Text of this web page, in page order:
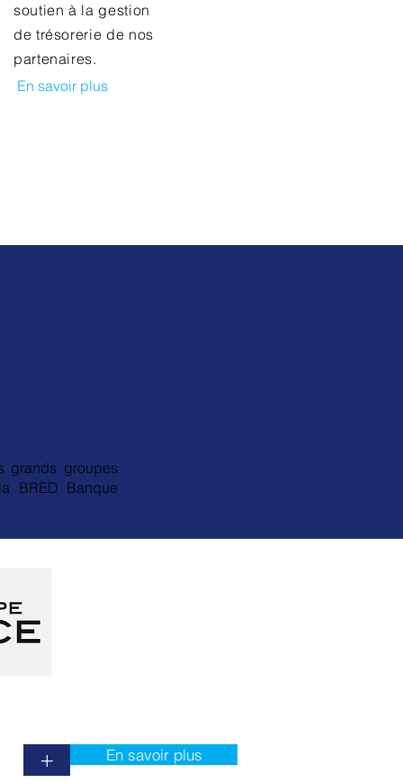
soutien à la gestion
de trésorerie de nos
partenaires.
En savoir plus
grands groupes
BRED Banque
+ En savoir plus